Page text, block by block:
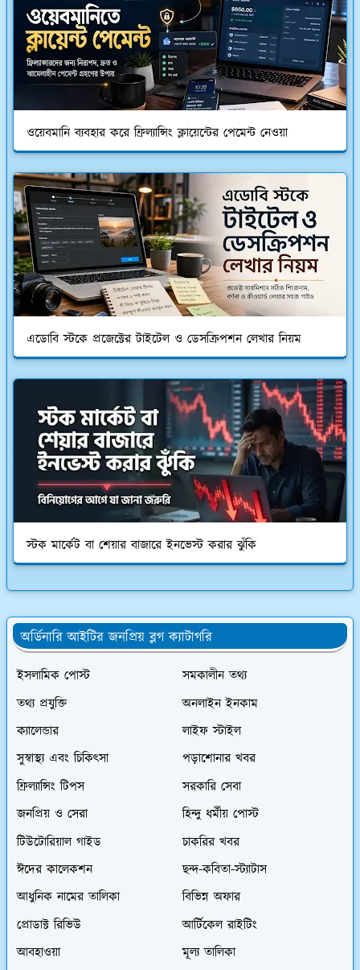
ওয়েবমানি ব্যবহার করে ফ্রিল্যান্সিং ক্লায়েন্টের পেমেন্ট নেওয়া
এডোবি স্টকে প্রজেক্টের টাইটেল ও ডেসক্রিপশন লেখার নিয়ম
স্টক মার্কেট বা শেয়ার বাজারে ইনভেস্ট করার ঝুঁকি
অর্ডিনারি আইটির জনপ্রিয় ব্লগ ক্যাটাগরি
ইসলামিক পোস্ট
সমকালীন তথ্য
তথ্য প্রযুক্তি
অনলাইন ইনকাম
ক্যালেন্ডার
লাইফ স্টাইল
সুস্বাস্থ্য এবং চিকিৎসা
পড়াশোনার খবর
ফ্রিল্যান্সিং টিপস
সরকারি সেবা
জনপ্রিয় ও সেরা
হিন্দু ধর্মীয় পোস্ট
টিউটোরিয়াল গাইড
চাকরির খবর
ঈদের কালেকশন
ছন্দ-কবিতা-স্ট্যাটাস
আধুনিক নামের তালিকা
বিভিন্ন অফার
প্রোডাক্ট রিভিউ
আর্টিকেল রাইটিং
আবহাওয়া
মূল্য তালিকা